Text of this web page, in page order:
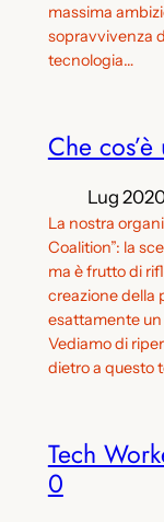
massima
sopravvivenza
tecnologia…
Che
Lug
La nostra
Coalition”: la
ma è frutto di
creazione della
esattamente
Vediamo di
dietro a questo
Tech
0